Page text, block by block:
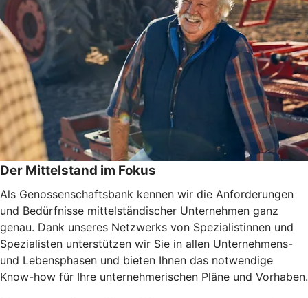
Der Mittelstand im Fokus
Als Genossenschaftsbank kennen wir die Anforderungen
und Bedürfnisse mittelständischer Unternehmen ganz
genau. Dank unseres Netzwerks von Spezialistinnen und
Spezialisten unterstützen wir Sie in allen Unternehmens-
und Lebensphasen und bieten Ihnen das notwendige
Know-how für Ihre unternehmerischen Pläne und Vorhaben.